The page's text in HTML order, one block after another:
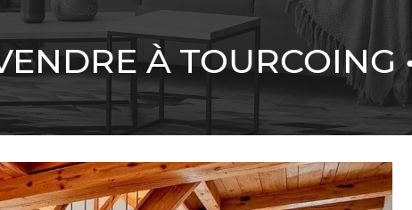
À TOURCOING